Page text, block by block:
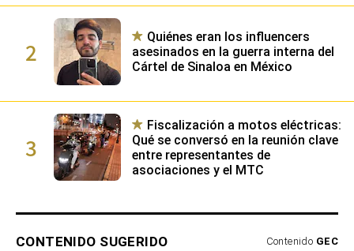
emocional
2
Quiénes eran los influencers
asesinados en la guerra interna del
Cártel de Sinaloa en México
3
Fiscalización a motos eléctricas:
Qué se conversó en la reunión clave
entre representantes de
asociaciones y el MTC
CONTENIDO SUGERIDO Contenido GEC